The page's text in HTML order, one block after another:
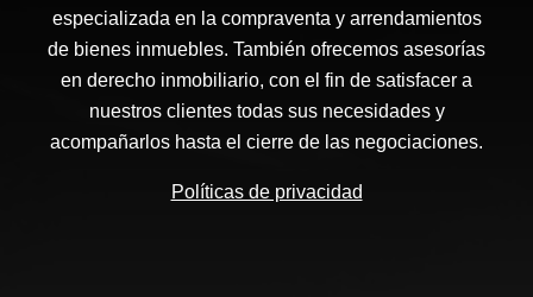
especializada en la compraventa y arrendamientos
de bienes inmuebles. También ofrecemos asesorías
en derecho inmobiliario, con el fin de satisfacer a
nuestros clientes todas sus necesidades y
acompañarlos hasta el cierre de las negociaciones.
Políticas de privacidad